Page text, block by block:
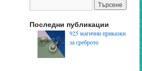
Последни публикации
925 магични приказки
за среброто